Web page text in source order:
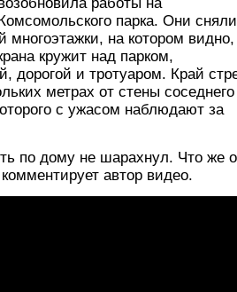
работы на
парка. Они сняли
многоэтажки, на котором видно,
кружит над парком,
дорогой и тротуаром. Край
метрах от стены соседнего
с ужасом наблюдают за
по дому не шарахнул. Что же
автор видео.